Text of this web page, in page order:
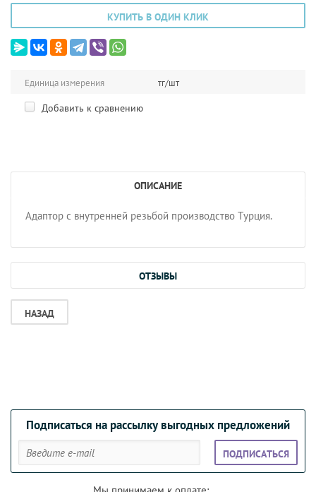
КУПИТЬ В ОДИН КЛИК
Единица измерения тг/шт
Добавить к сравнению
ОПИСАНИЕ
Адаптор с внутренней резьбой производство Турция.
ОТЗЫВЫ
НАЗАД
Подписаться на рассылку выгодных предложений
ПОДПИСАТЬСЯ